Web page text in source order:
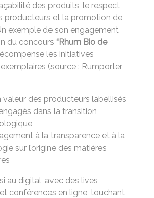
des produits, le respect
producteurs et la promotion de
exemple de son engagement
du concours “Rhum Bio de
les initiatives
(source : Rumporter,
valeur des producteurs labellisés
dans la transition
à la transparence et à la
sur l’origine des matières
au digital, avec des lives
conférences en ligne, touchant